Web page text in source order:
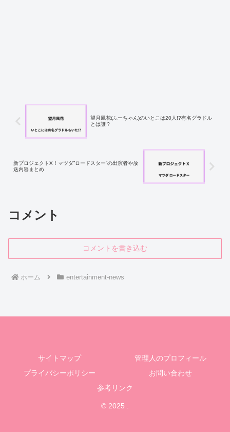
望月風花(ふーちゃん)のいとこは20人!?有名グラドル
とは誰？
新プロジェクトX！マツダ”ロードスター”の出演者や放
送内容まとめ
コメント
コメントを書き込む
ホーム entertainment-news
サイトマップ
管理人のプロフィール
プライバシーポリシー
お問い合わせ
参考リンク
© 2025 .